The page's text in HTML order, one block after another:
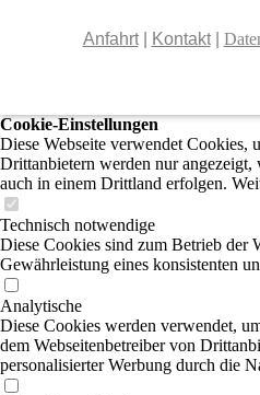
Anfahrt| Kontakt|
Cookie-Einstellungen
Diese Webseite verwendet Cookies,
Drittanbietern werden nur
auch in einem Drittland erfolgen.
Technisch notwendige
Diese Cookies sind zum Betrieb der
Gewährleistung eines konsistenten
Analytische
Diese Cookies werden verwendet,
dem Webseitenbetreiber von
personalisierter Werbung durch die